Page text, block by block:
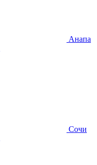
Анапа
Сочи